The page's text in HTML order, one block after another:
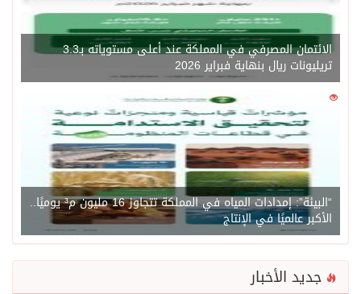
الائتمان المصرفي في المملكة عند أعلى مستوياته بـ3.3
تريليونات ريال بنهاية فبراير 2026
1450
“البيئة”: إمدادات المياه في المملكة تتجاوز 16 مليون م³ يوميًا..
الأكبر عالميًا في الإنتاج
جديد الأخبار